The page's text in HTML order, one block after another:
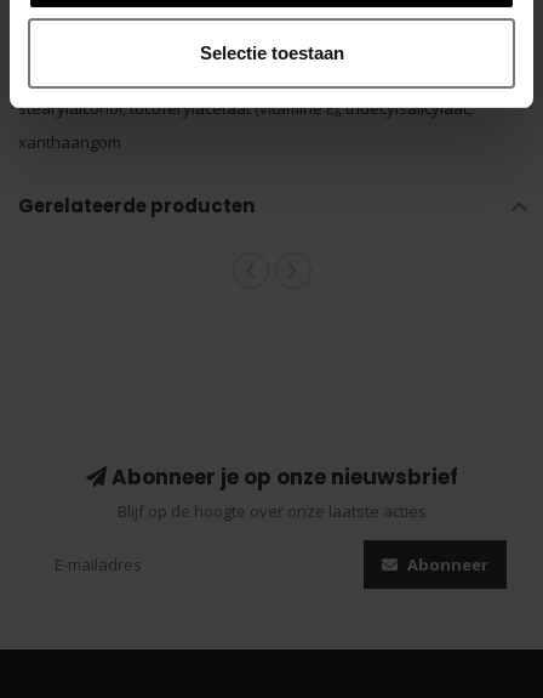
Selectie toestaan
fruitcelcultuurextract, Olea Europaea (olijf)olie, palmitoyltripeptide-5,
stearylalcohol, tocoferylacetaat (vitamine E), tridecylsalicylaat,
xanthaangom
Gerelateerde producten
Abonneer je op onze nieuwsbrief
Blijf op de hoogte over onze laatste acties
Abonneer